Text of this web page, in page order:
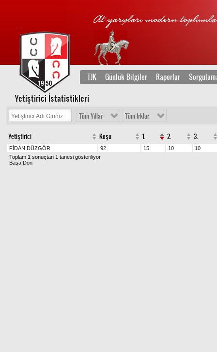
TJK Günlük Bilgiler Raporlar
Yetiştirici İstatistikleri
Tüm Yıllar Tüm Irklar
Yetiştirici Koşu 1. 2. 3.
FİDAN DÜZGÖR 92 15 10
10
Toplam 1 sonuçtan 1 tanesi gösteriliyor
Başa Dön